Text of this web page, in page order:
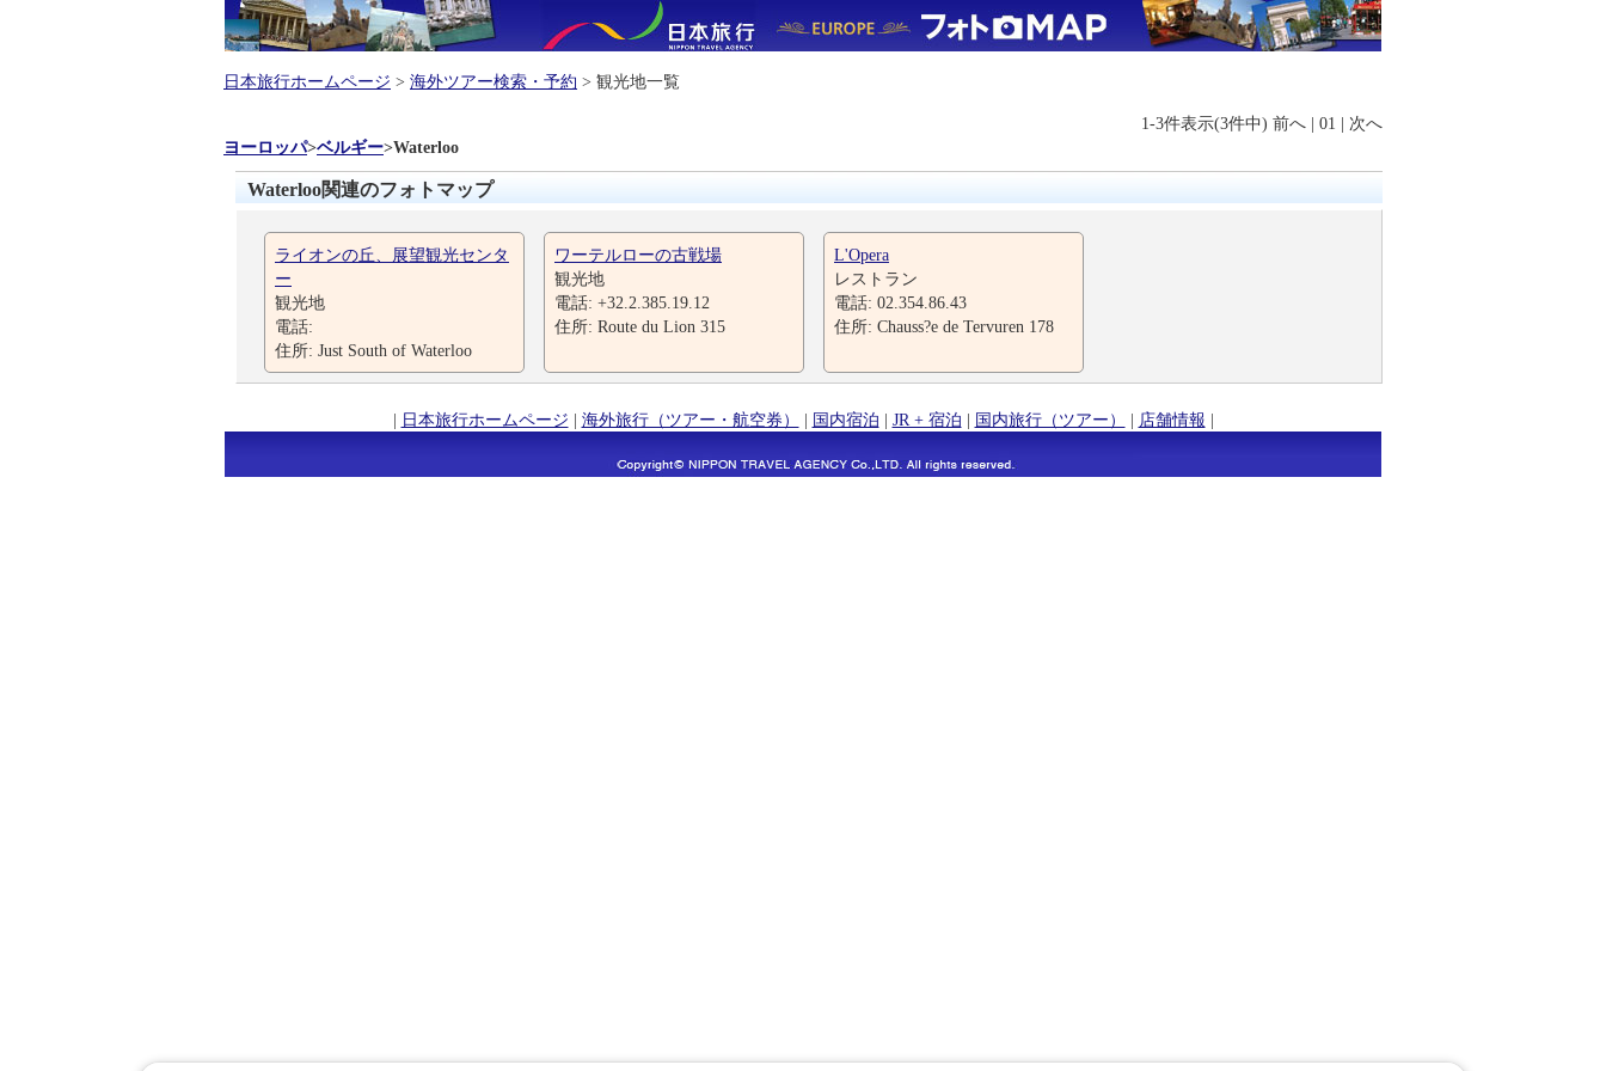
日本旅行ホームページ > 海外ツアー検索・予約 > 観光地一覧
1-3件表示(3件中) 前へ | 01 | 次へ
ヨーロッパ>ベルギー>Waterloo
Waterloo関連のフォトマップ
ライオンの丘、展望観光センタ
ー
観光地
電話:
住所: Just South of Waterloo
ワーテルローの古戦場
観光地
電話: +32.2.385.19.12
住所: Route du Lion 315
L'Opera
レストラン
電話: 02.354.86.43
住所: Chauss?e de Tervuren 178
| 日本旅行ホームページ | 海外旅行（ツアー・航空券） | 国内宿泊 | JR + 宿泊 | 国内旅行（ツアー） | 店舗情報 |